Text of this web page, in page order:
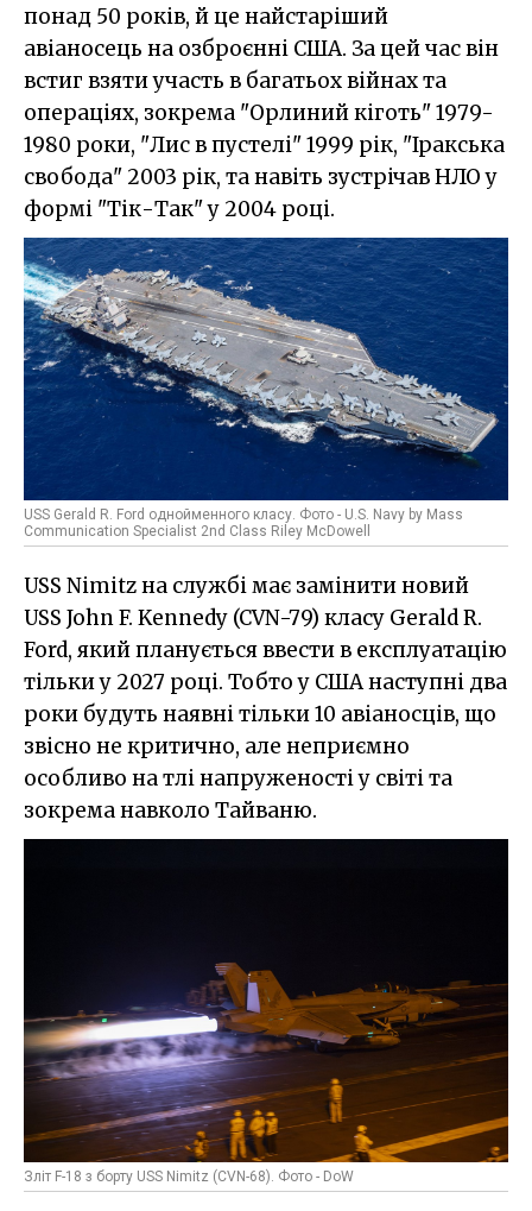
понад 50 років, й це найстаріший
авіаносець на озброєнні США. За цей час він
встиг взяти участь в багатьох війнах та
операціях, зокрема "Орлиний кіготь" 1979-
1980 роки, "Лис в пустелі" 1999 рік, "Іракська
свобода" 2003 рік, та навіть зустрічав НЛО у
формі "Тік-Так" у 2004 році.
USS Gerald R. Ford однойменного класу. Фото - U.S. Navy by Mass
Communication Specialist 2nd Class Riley McDowell
USS Nimitz на службі має замінити новий
USS John F. Kennedy (CVN-79) класу Gerald R.
Ford, який планується ввести в експлуатацію
тільки у 2027 році. Тобто у США наступні два
роки будуть наявні тільки 10 авіаносців, що
звісно не критично, але неприємно
особливо на тлі напруженості у світі та
зокрема навколо Тайваню.
Зліт F-18 з борту USS Nimitz (CVN-68). Фото - DoW